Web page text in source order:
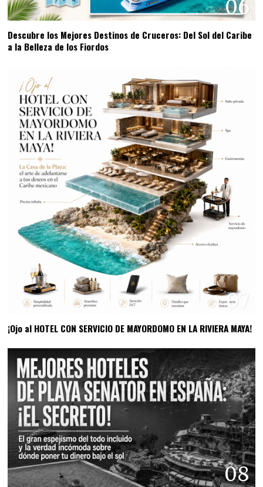
06
Descubre los Mejores Destinos de Cruceros: Del Sol del Caribe
a la Belleza de los Fiordos
07
¡Ojo al HOTEL CON SERVICIO DE MAYORDOMO EN LA RIVIERA MAYA!
08